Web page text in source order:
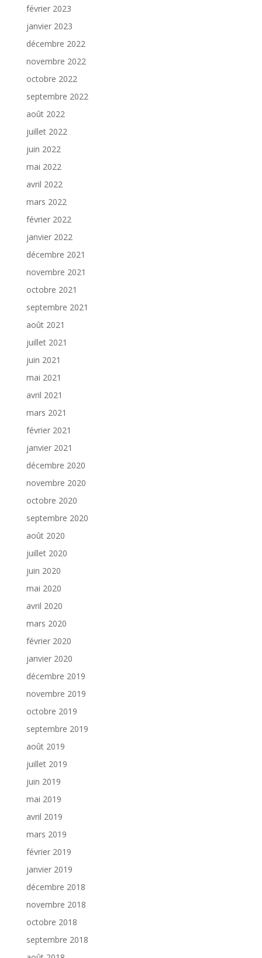
février 2023
janvier 2023
décembre 2022
novembre 2022
octobre 2022
septembre 2022
août 2022
juillet 2022
juin 2022
mai 2022
avril 2022
mars 2022
février 2022
janvier 2022
décembre 2021
novembre 2021
octobre 2021
septembre 2021
août 2021
juillet 2021
juin 2021
mai 2021
avril 2021
mars 2021
février 2021
janvier 2021
décembre 2020
novembre 2020
octobre 2020
septembre 2020
août 2020
juillet 2020
juin 2020
mai 2020
avril 2020
mars 2020
février 2020
janvier 2020
décembre 2019
novembre 2019
octobre 2019
septembre 2019
août 2019
juillet 2019
juin 2019
mai 2019
avril 2019
mars 2019
février 2019
janvier 2019
décembre 2018
novembre 2018
octobre 2018
septembre 2018